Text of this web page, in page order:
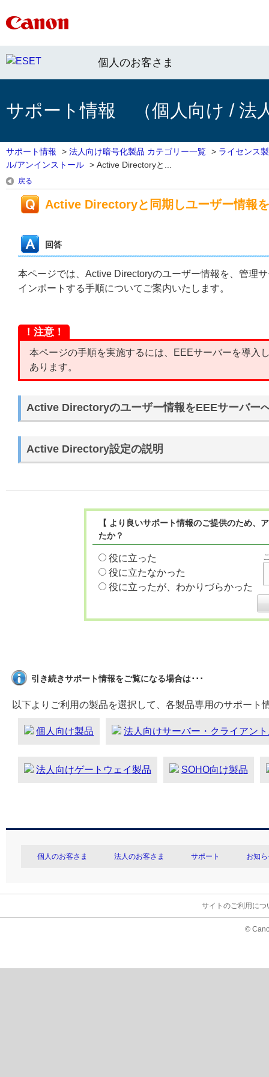
個人のお客さま
サポート情報 （個人向け / 法
サポート情報 > 法人向け暗号化製品 カテゴリー一覧 > ライセンス
ル/アンインストール > Active Directoryと...
戻る
Active Directoryと同期しユーザー情報
回答
本ページでは、Active Directoryのユーザー情報を、管
インポートする手順についてご案内いたします。
！注意！
本ページの手順を実施するには、EEEサーバーを導入
あります。
Active Directoryのユーザー情報をEEEサーバー
Active Directory設定の説明
【 より良いサポート情報のご提供のため
たか？
役に立った
役に立たなかった
役に立ったが、わかりづらかった
引き続きサポート情報をご覧になる場合は･･･
以下よりご利用の製品を選択して、各製品専用のサポート
個人向け製品 法人向けサーバー・クライアン
法人向けゲートウェイ製品 SOHO向け製品
個人のお客さま 法人のお客さま サポート お知
サイトのご利用につ
©